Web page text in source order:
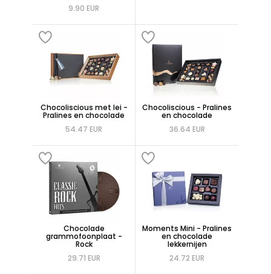
9.90 EUR
Chocoliscious met lei -
Pralines en chocolade
54.47 EUR
Chocoliscious - Pralines
en chocolade
36.64 EUR
Chocolade
grammofoonplaat -
Rock
29.71 EUR
Moments Mini - Pralines
en chocolade
lekkernijen
24.72 EUR